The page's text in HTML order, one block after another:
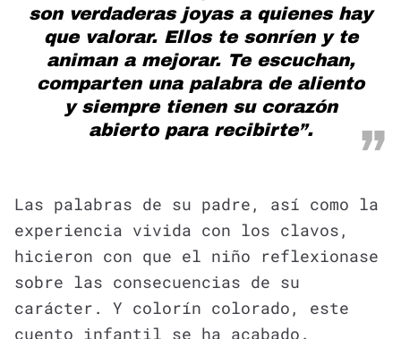
son verdaderas joyas a quienes hay
que valorar. Ellos te sonríen y te
animan a mejorar. Te escuchan,
comparten una palabra de aliento
y siempre tienen su corazón
abierto para recibirte”.
Las palabras de su padre, así como la
experiencia vivida con los clavos,
hicieron con que el niño reflexionase
sobre las consecuencias de su
carácter. Y colorín colorado, este
cuento infantil se ha acabado.